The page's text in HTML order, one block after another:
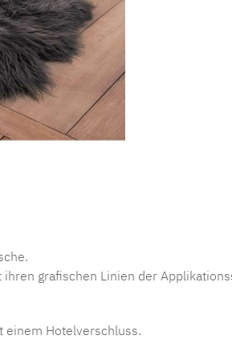
grafischen Linien der
einem Hotelverschluss.